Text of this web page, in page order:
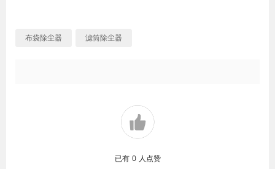
布袋除尘器 滤筒除尘器
已有 0 人点赞